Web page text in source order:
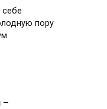
пору
–